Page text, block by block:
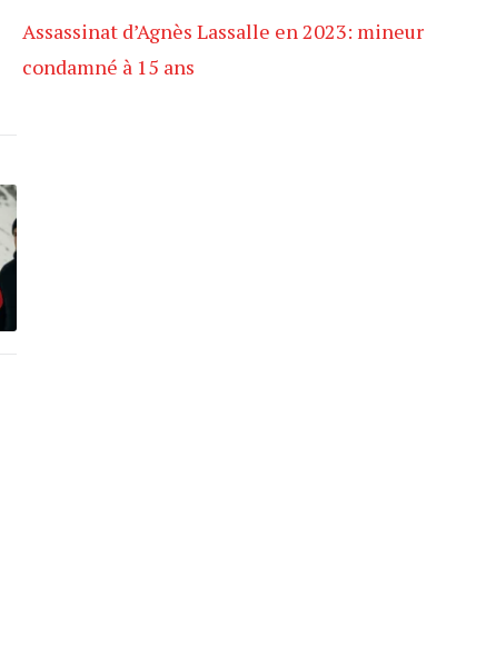
Assassinat d’Agnès Lassalle en 2023: mineur
condamné à 15 ans